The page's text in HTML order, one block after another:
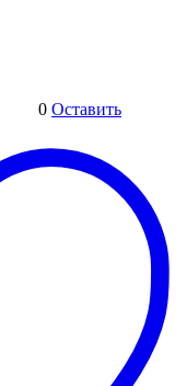
0 Оставить